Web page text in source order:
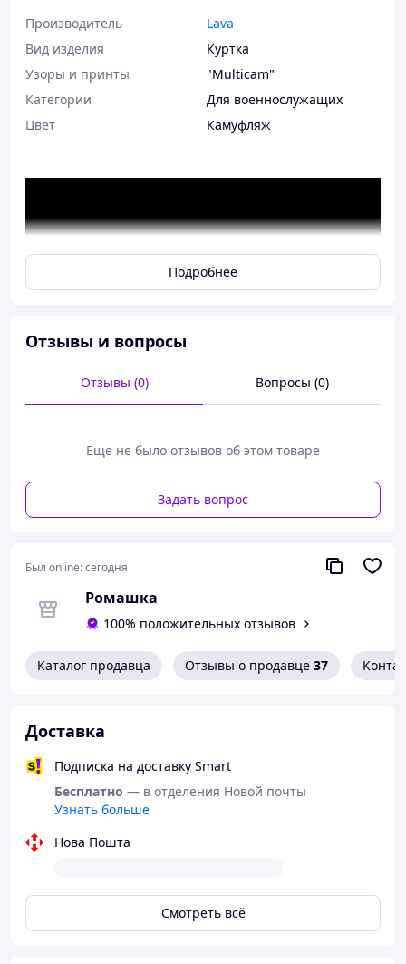
Производитель
Lava
Вид изделия
Куртка
Узоры и принты
"Multicam"
Категории
Для военнослужащих
Цвет
Камуфляж
Военная куртка зуда лето Multicam Тактическая, куртка
Подробнее
Отзывы и вопросы
Отзывы (0) Вопросы (0)
Еще не было отзывов об этом товаре
Задать вопрос
Был online:сегодня
Ромашка
100% положительных отзывов
Каталог продавца Отзывы о продавце 37
Доставка
Подписка на доставку Smart
Бесплатно — в отделения Новой почты
Узнать больше
Нова Пошта
Смотреть всё